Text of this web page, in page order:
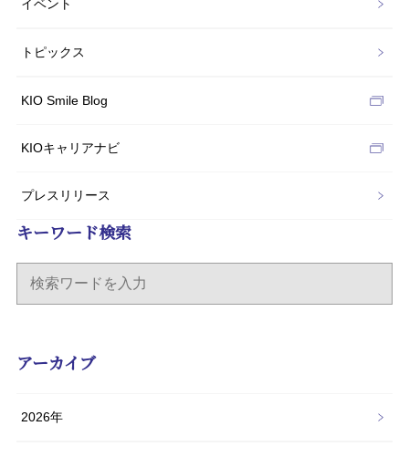
イベント
トピックス
KIO Smile Blog
KIOキャリアナビ
プレスリリース
キーワード検索
アーカイブ
2026年